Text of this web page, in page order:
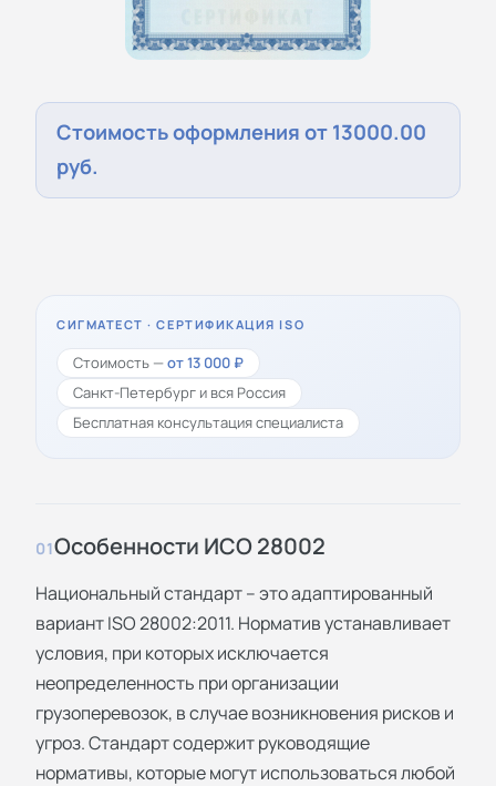
Стоимость оформления от 13000.00
руб.
СИГМАТЕСТ · СЕРТИФИКАЦИЯ ISO
Стоимость —от 13 000 ₽
Санкт-Петербург и вся Россия
Бесплатная консультация специалиста
01Особенности ИСО 28002
Национальный стандарт – это адаптированный
вариант ISO 28002:2011. Норматив устанавливает
условия, при которых исключается
неопределенность при организации
грузоперевозок, в случае возникновения рисков и
угроз. Стандарт содержит руководящие
нормативы, которые могут использоваться любой